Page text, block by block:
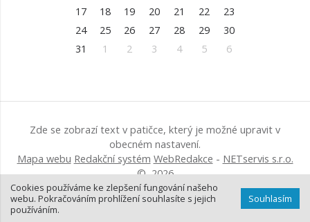
17
18 19 20 21 22
23
24
25 26 27 28 29
30
31
1 2 3 4 5 6
Zde se zobrazí text v patičce, který je možné upravit v
obecném nastavení.
Mapa webu Redakční systém WebRedakce - NETservis s.r.o.
© 2026
Cookies používáme ke zlepšení fungování našeho
webu. Pokračováním prohlížení souhlasíte s jejich
používáním.
Souhlasím